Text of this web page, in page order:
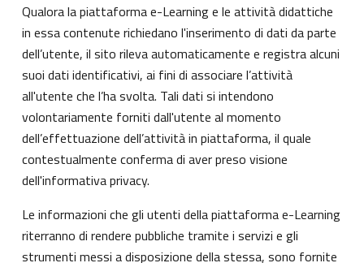
Qualora la piattaforma e-Learning e le attività didattiche
in essa contenute richiedano l'inserimento di dati da parte
dell’utente, il sito rileva automaticamente e registra alcuni
suoi dati identificativi, ai fini di associare l’attività
all'utente che l’ha svolta. Tali dati si intendono
volontariamente forniti dall'utente al momento
dell’effettuazione dell’attività in piattaforma, il quale
contestualmente conferma di aver preso visione
dell'informativa privacy.
Le informazioni che gli utenti della piattaforma e-Learning
riterranno di rendere pubbliche tramite i servizi e gli
strumenti messi a disposizione della stessa, sono fornite